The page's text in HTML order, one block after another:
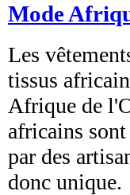
Mode
Les
tissus
Afrique de
africains
par des
donc unique.